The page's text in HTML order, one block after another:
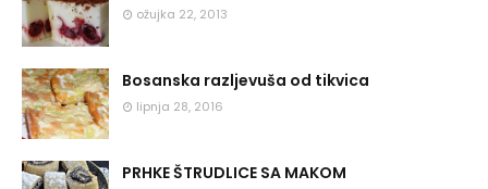
ožujka 22, 2013
Bosanska razljevuša od tikvica
lipnja 28, 2016
PRHKE ŠTRUDLICE SA MAKOM